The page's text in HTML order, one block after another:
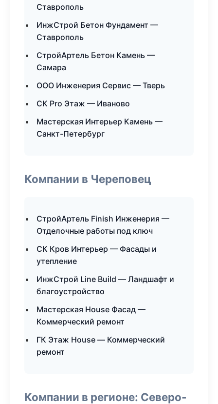
Ставрополь
ИнжСтрой Бетон Фундамент —
Ставрополь
СтройАртель Бетон Камень —
Самара
ООО Инженерия Сервис — Тверь
СК Pro Этаж — Иваново
Мастерская Интерьер Камень —
Санкт-Петербург
Компании в Череповец
СтройАртель Finish Инженерия —
Отделочные работы под ключ
СК Кров Интерьер — Фасады и
утепление
ИнжСтрой Line Build — Ландшафт и
благоустройство
Мастерская House Фасад —
Коммерческий ремонт
ГК Этаж House — Коммерческий
ремонт
Компании в регионе: Северо-